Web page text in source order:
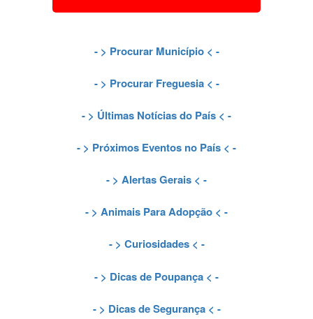
- > Procurar Município< -
- > Procurar Freguesia< -
- > Últimas Notícias do País < -
- > Próximos Eventos no País < -
- > Alertas Gerais < -
- > Animais Para Adopção < -
- > Curiosidades< -
- > Dicas de Poupança < -
- > Dicas de Segurança< -